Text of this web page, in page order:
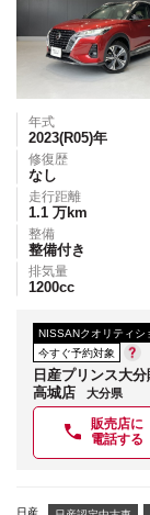
年式
2023(R05)年
修復歴
なし
走行距離
1.1 万km
整備
整備付き
排気量
1200cc
NISSANクオリティシ
今すぐ予約対象
日産プリンス大
高城店
大分県
販売店に
電話する